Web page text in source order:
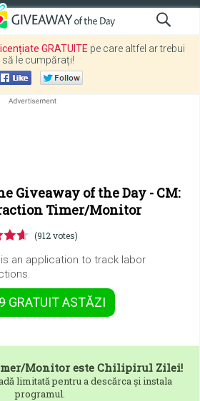
GRATUITE pe care altfel ar trebui
să le cumpărați!
Giveaway of the Day - CM:
Timer/Monitor
(912 votes)
an application to track labor
GRATUITASTĂZI
Monitoreste Chilipirul Zilei!
limitată pentru a descărca și instala
programul.